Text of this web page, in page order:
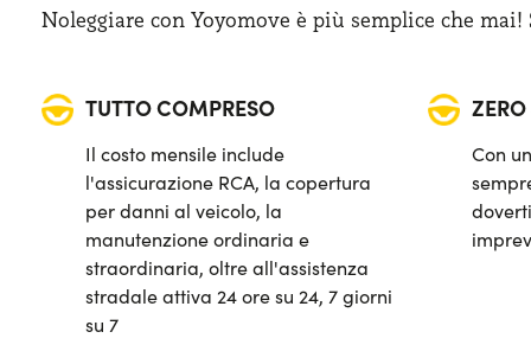
Noleggiare con Yoyomove è più semplice che
TUTTO COMPRESO
Il costo mensile include
l'assicurazione RCA, la copertura
per danni al veicolo, la
manutenzione ordinaria e
straordinaria, oltre all'assistenza
stradale attiva 24 ore su 24, 7 giorni
su 7
ZERO
Con